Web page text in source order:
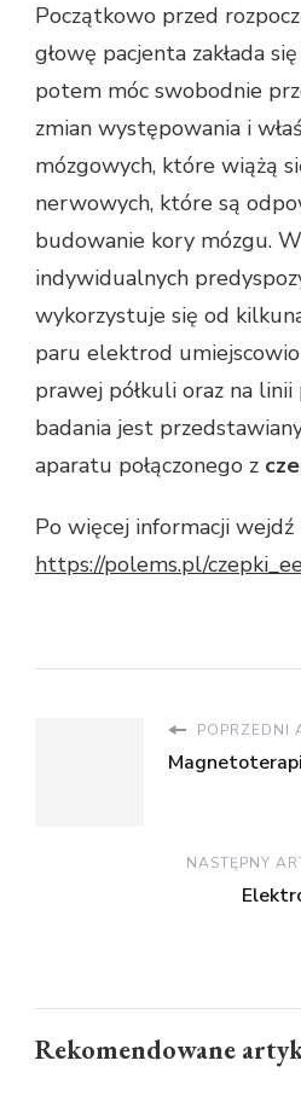
Początkowo przed
głowę pacjenta zakłada się
potem móc swobodnie
zmian występowania i
mózgowych, które wiążą
nerwowych, które są
budowanie kory mózgu.
indywidualnych
wykorzystuje się od
paru elektrod
prawej półkuli oraz na
badania jest
aparatu połączonego z
Po więcej informacji wejdź
https://polems.pl/
POPRZEDNI
NASTĘPNY
Rekomendowane